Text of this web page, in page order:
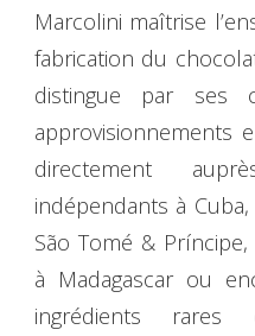
Marcolini maîtrise
fabrication du
distingue par ses
approvisionnements
directement
indépendants à
São Tomé &
à Madagascar ou
ingrédients